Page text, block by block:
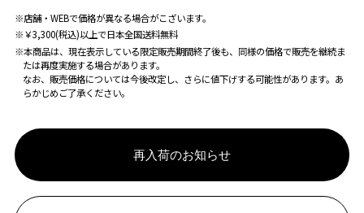
※店舗・WEBで価格が異なる場合がこざいます。
※￥3,300(税込)以上で日本全国送料無料
※本商品は、現在表示している限定販売期間終了後も、同様の価格で販売を継続ま
たは再度実施する場合があります。
なお、販売価格については今後改定し、さらに値下げする可能性があります。あ
らかじめご了承ください。
再入荷のお知らせ